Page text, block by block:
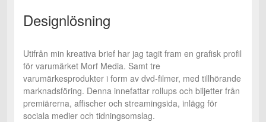
Designlösning
Utifrån min kreativa brief har jag tagit fram en grafisk profil
för varumärket Morf Media. Samt tre
varumärkesprodukter i form av dvd-filmer, med tillhörande
marknadsföring. Denna innefattar rollups och biljetter från
premiärerna, affischer och streamingsida, inlägg för
sociala medier och tidningsomslag.